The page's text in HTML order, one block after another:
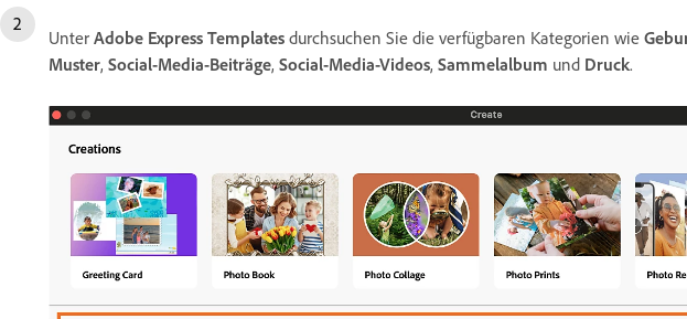
Unter Adobe Express Templates durchsuchen Sie die verfügbaren Kategorien wie
Muster, Social-Media-Beiträge, Social-Media-Videos, Sammelalbum und Druck.